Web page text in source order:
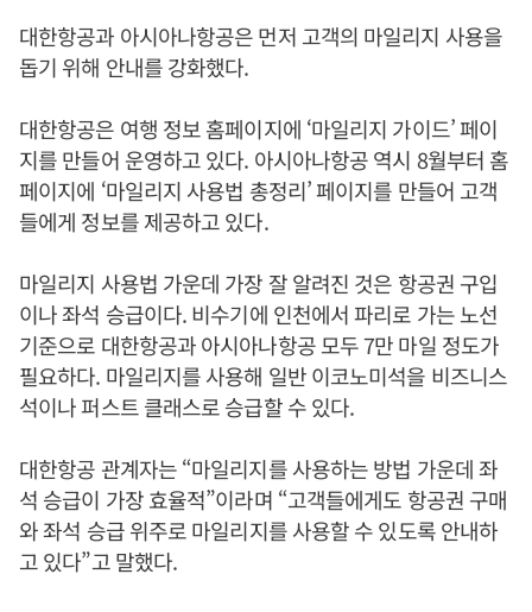
대한항공과 아시아나항공은 먼저 고객의 마일리지 사용을
돕기 위해 안내를 강화했다.
대한항공은 여행 정보 홈페이지에 ‘마일리지 가이드’ 페이
지를 만들어 운영하고 있다. 아시아나항공 역시 8월부터 홈
페이지에 ‘마일리지 사용법 총정리’ 페이지를 만들어 고객
들에게 정보를 제공하고 있다.
마일리지 사용법 가운데 가장 잘 알려진 것은 항공권 구입
이나 좌석 승급이다. 비수기에 인천에서 파리로 가는 노선
기준으로 대한항공과 아시아나항공 모두 7만 마일 정도가
필요하다. 마일리지를 사용해 일반 이코노미석을 비즈니스
석이나 퍼스트 클래스로 승급할 수 있다.
대한항공 관계자는 “마일리지를 사용하는 방법 가운데 좌
석 승급이 가장 효율적”이라며 “고객들에게도 항공권 구매
와 좌석 승급 위주로 마일리지를 사용할 수 있도록 안내하
고 있다”고 말했다.